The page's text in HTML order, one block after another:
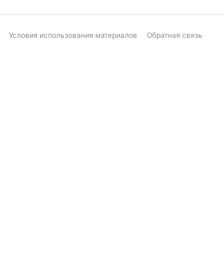
Условия использования материалов Обратная связь